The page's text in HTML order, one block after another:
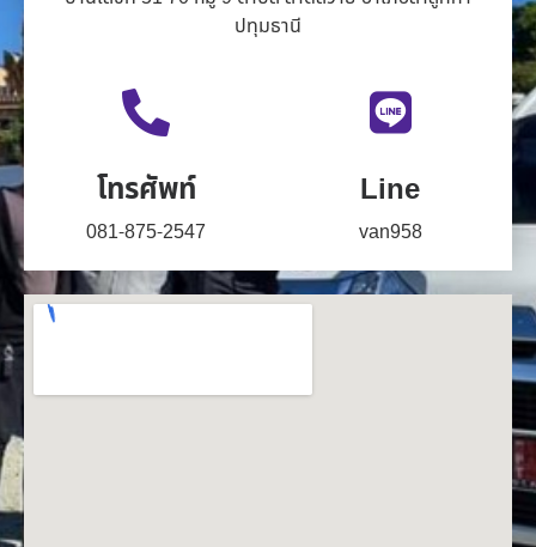
ปทุมธานี
โทรศัพท์
081-875-2547
Line
van958